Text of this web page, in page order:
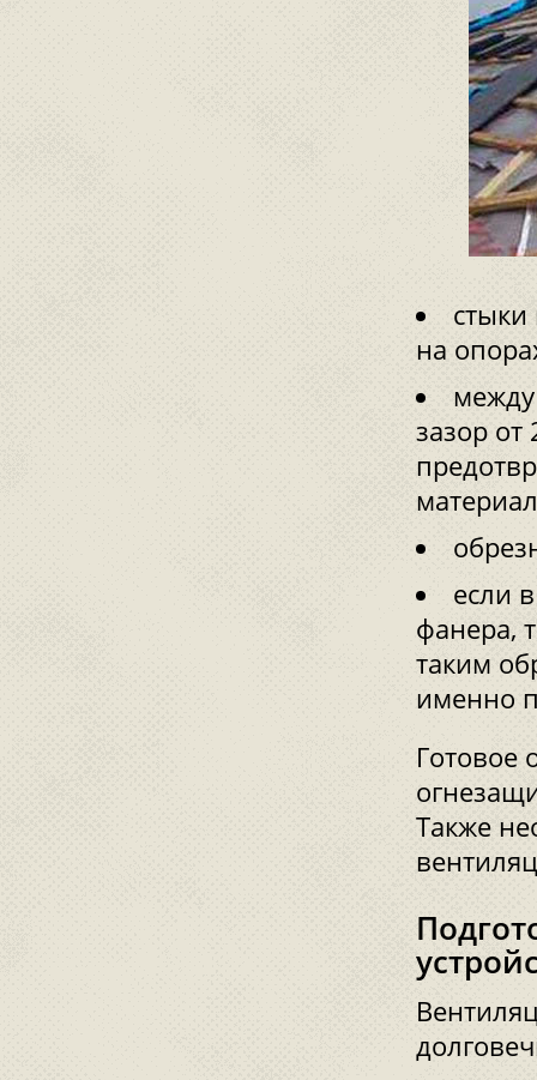
на
зазор
если
фанера,
таким
именно
Готовое
Также